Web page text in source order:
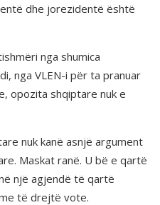
dhe jorezidentë është
nga shumica
nga VLEN-i për ta pranuar
opozita shqiptare nuk e
nuk kanë asnjë argument
Maskat ranë. U bë e qartë
një agjendë të qartë
të drejtë vote.